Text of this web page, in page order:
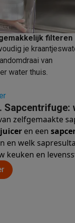
en sokkels
filteren
je
van
water thuis.
Sapcentrifuge:
zelfgemaakte
en een
en welk
keuken en